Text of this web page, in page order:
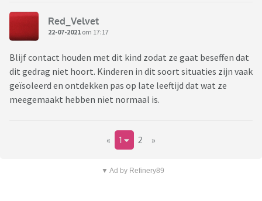
Red_Velvet
22-07-2021 om 17:17
Blijf contact houden met dit kind zodat ze gaat beseffen dat
dit gedrag niet hoort. Kinderen in dit soort situaties zijn vaak
geïsoleerd en ontdekken pas op late leeftijd dat wat ze
meegemaakt hebben niet normaal is.
« 1 2 »
▼ Ad by Refinery89